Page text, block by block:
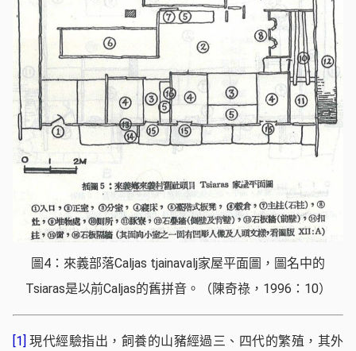
圖4：來義部落Caljas tjainavalj家屋平面圖，圖名中的
Tsiaras是以前Caljas的舊拼音。（陳奇祿，1996：10）
[1] 現代經驗指出，飼養的山豬經過三、四代的繁殖，其外